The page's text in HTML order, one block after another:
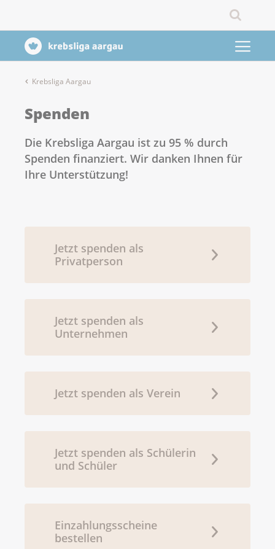
Krebsliga Aargau
Spenden
Die Krebsliga Aargau ist zu 95 % durch
Spenden finanziert. Wir danken Ihnen für
Ihre Unterstützung!
Jetzt spenden als
Privatperson
Jetzt spenden als
Unternehmen
Jetzt spenden als Verein
Jetzt spenden als Schülerin
und Schüler
Einzahlungsscheine
bestellen